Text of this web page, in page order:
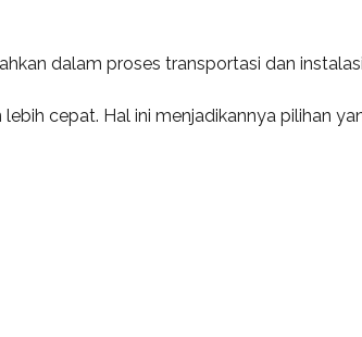
dalam proses transportasi dan
cepat. Hal ini menjadikannya pilihan